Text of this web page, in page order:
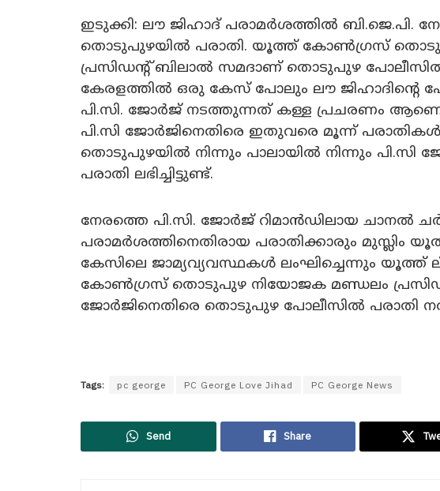
ഇടുക്കി: ലൗ ജിഹാദ് പരാമര്‍ശത്തില്‍ ബി.ജെ.പി.
തൊടുപുഴയില്‍ പരാതി. യൂത്ത് കോണ്‍ഗ്രസ്
പ്രസിഡന്‍റ് ബിലാല്‍ സമദാണ് തൊടുപുഴ
കേരളത്തില്‍ ഒരു കേസ് പോലും ലൗ ജിഹാദിന്റെ
പി.സി. ജോര്‍ജ് നടത്തുന്നത് കള്ള പ്രചരണം
പി.സി ജോർജിനെതിരെ ഇതുവരെ മൂന്ന് പരാതികൾ
തൊടുപുഴയിൽ നിന്നും പാലായിൽ നിന്നും പി.സി
പരാതി ലഭിച്ചിട്ടുണ്ട്.
നേരത്തെ പി.സി. ജോർജ് റിമാൻഡിലായ ചാനൽ
പരാമർശത്തിനെതിരായ പരാതിക്കാരും
കേസിലെ ജാമ്യവ്യവസ്ഥകൾ ലംഘിച്ചെന്നും യൂത്ത്
കോൺഗ്രസ് തൊടുപുഴ നിയോജക മണ്ഡലം
ജോർജിനെതിരെ തൊടുപുഴ പോലീസിൽ പരാതി
Tags: pc george PC George Love Jihad PC George News
Send Share